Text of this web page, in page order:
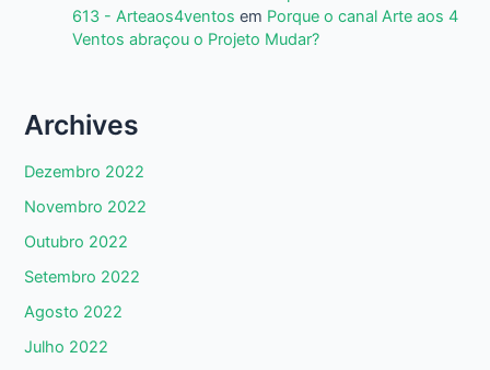
613 - Arteaos4ventos em Porque o canal Arte aos 4
Ventos abraçou o Projeto Mudar?
Archives
Dezembro 2022
Novembro 2022
Outubro 2022
Setembro 2022
Agosto 2022
Julho 2022